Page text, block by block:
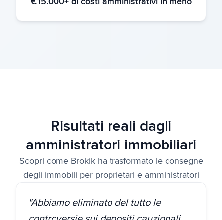
€15.000+ di costi amministrativi in meno
Risultati reali dagli
amministratori immobiliari
Scopri come Brokik ha trasformato le consegne
degli immobili per proprietari e amministratori
"Abbiamo eliminato del tutto le